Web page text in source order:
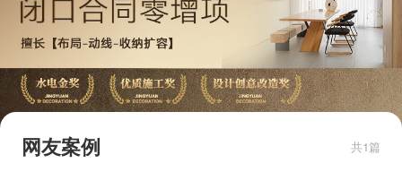
【闭口0增项】【产业化工人】【隐
工比拼金奖】【创意改造奖】【赠
网友案例 共1篇